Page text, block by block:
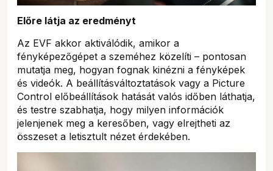
Előre látja az eredményt
Az EVF akkor aktiválódik, amikor a
fényképezőgépet a szeméhez közelíti – pontosan
mutatja meg, hogyan fognak kinézni a fényképek
és videók. A beállításváltoztatások vagy a Picture
Control előbeállítások hatását valós időben láthatja,
és testre szabhatja, hogy milyen információk
jelenjenek meg a keresőben, vagy elrejtheti az
összeset a letisztult nézet érdekében.